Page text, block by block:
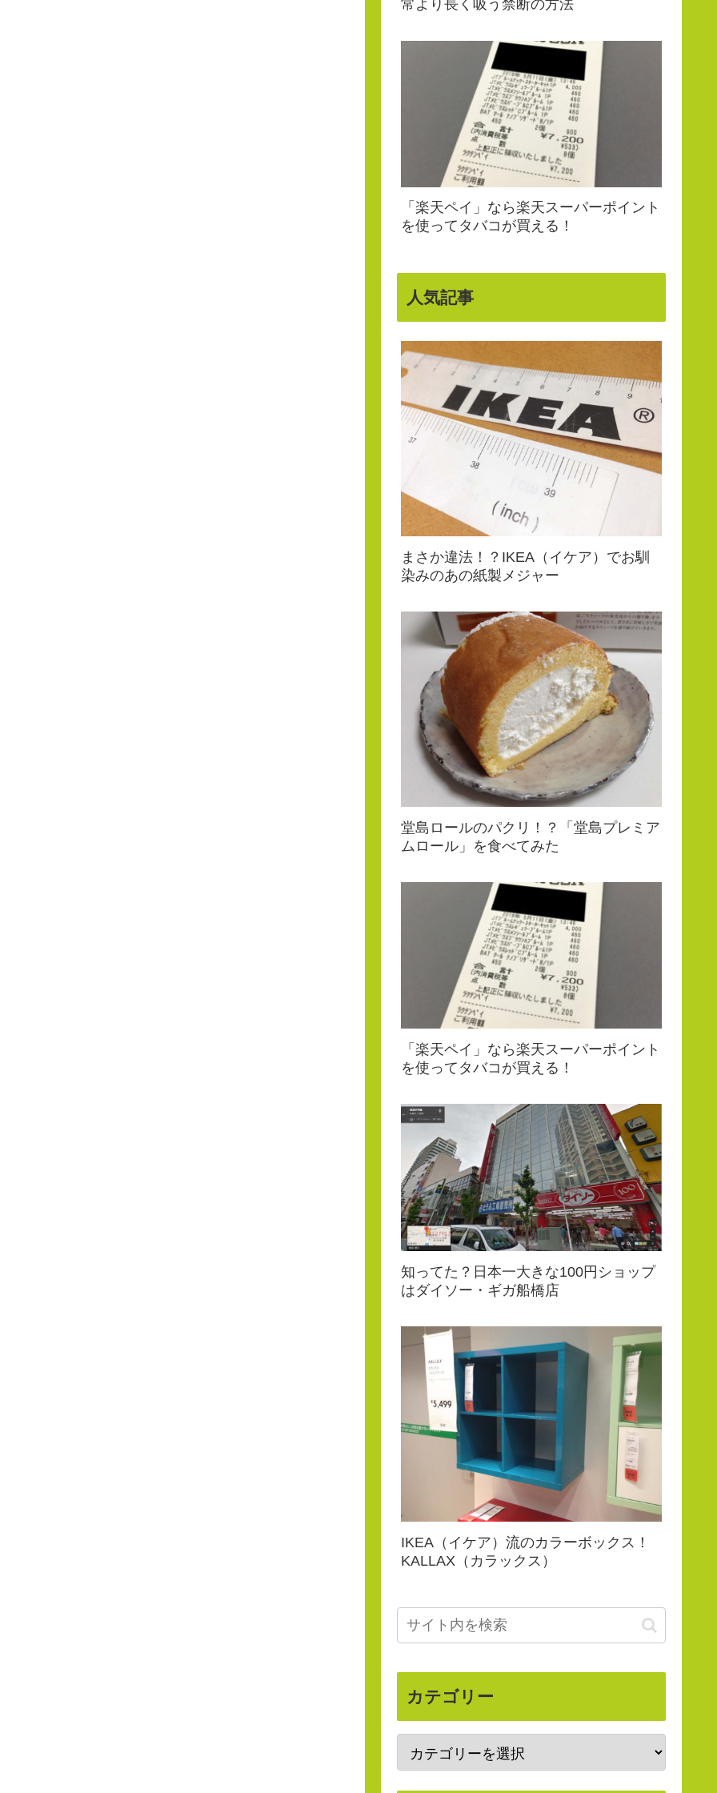
常より長く吸う禁断の方法
「楽天ペイ」なら楽天スーパーポイント
を使ってタバコが買える！
人気記事
まさか違法！？IKEA（イケア）でお馴
染みのあの紙製メジャー
堂島ロールのパクリ！？「堂島プレミア
ムロール」を食べてみた
「楽天ペイ」なら楽天スーパーポイント
を使ってタバコが買える！
知ってた？日本一大きな100円ショップ
はダイソー・ギガ船橋店
IKEA（イケア）流のカラーボックス！
KALLAX（カラックス）
カテゴリー